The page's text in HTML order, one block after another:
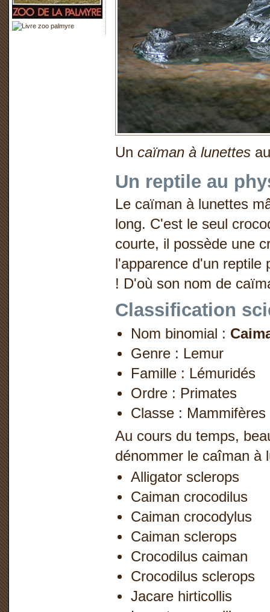
Un caïman à lunettes
Un reptile au
Le caïman à lunettes
long. C'est le seul
courte, il possède une
l'apparence d'un reptile
! D'où son nom de
Classification
Nom binomial :
Genre : Lemur
Famille : Lémuridés
Ordre : Primates
Classe : Mammifères
Au cours du temps,
dénommer le caîman à
Alligator sclerops
Caiman crocodilus
Caiman crocodylus
Caiman sclerops
Crocodilus caiman
Crocodilus sclerops
Jacare hirticollis